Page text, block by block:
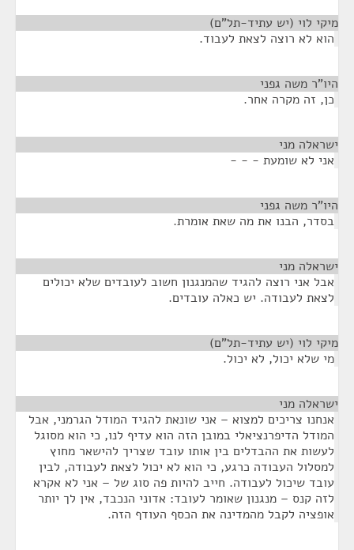
מיקי לוי (יש עתיד-תל"ם)
הוא לא רוצה לצאת לעבוד.
היו"ר משה גפני
כן, זה מקרה אחר.
ישראלה מני
אני לא שומעת - - -
היו"ר משה גפני
בסדר, הבנו את מה שאת אומרת.
ישראלה מני
אבל אני רוצה להגיד שהמנגנון חשוב לעובדים שלא יכולים
לצאת לעבודה. יש כאלה עובדים.
מיקי לוי (יש עתיד-תל"ם)
מי שלא יכול, לא יכול.
ישראלה מני
אנחנו צריכים למצוא – אני שונאת להגיד המודל הגרמני, אבל
המודל הדיפרנציאלי במובן הזה הוא עדיף לנו, כי הוא מסוגל
לעשות את ההבדלים בין אותו עובד שצריך להישאר מחוץ
למסלול העבודה כרגע, כי הוא לא יכול לצאת לעבודה, לבין
עובד שיכול לעבודה. חייב להיות פה סוג של – אני לא אקרא
לזה קנס – מנגנון שאומר לעובד: אדוני הנכבד, אין לך יותר
אופציה לקבל מהמדינה את הכסף העודף הזה.